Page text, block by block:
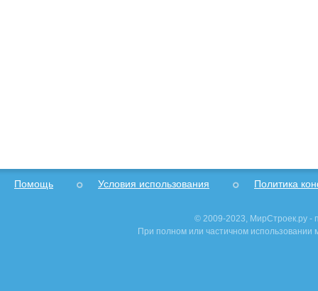
Помощь Условия использования Политика
© 2009-2023, МирСтроек.ру -
При полном или частичном использовании